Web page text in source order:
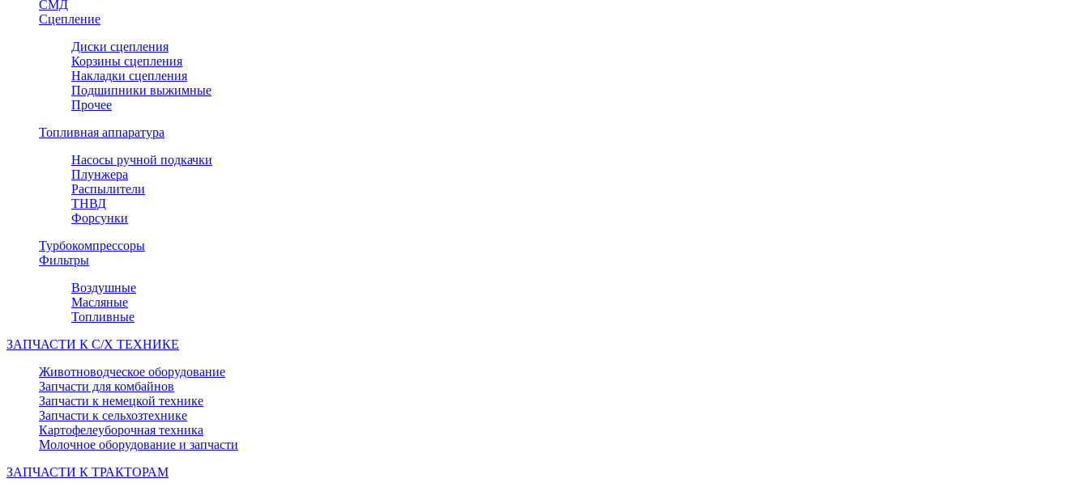
СМД
Сцепление
Диски сцепления
Корзины сцепления
Накладки сцепления
Подшипники выжимные
Прочее
Топливная аппаратура
Насосы ручной подкачки
Плунжера
Распылители
ТНВД
Форсунки
Турбокомпрессоры
Фильтры
Воздушные
Масляные
Топливные
ЗАПЧАСТИ К С/Х ТЕХНИКЕ
Животноводческое оборудование
Запчасти для комбайнов
Запчасти к немецкой технике
Запчасти к сельхозтехнике
Картофелеуборочная техника
Молочное оборудование и запчасти
ЗАПЧАСТИ К ТРАКТОРАМ